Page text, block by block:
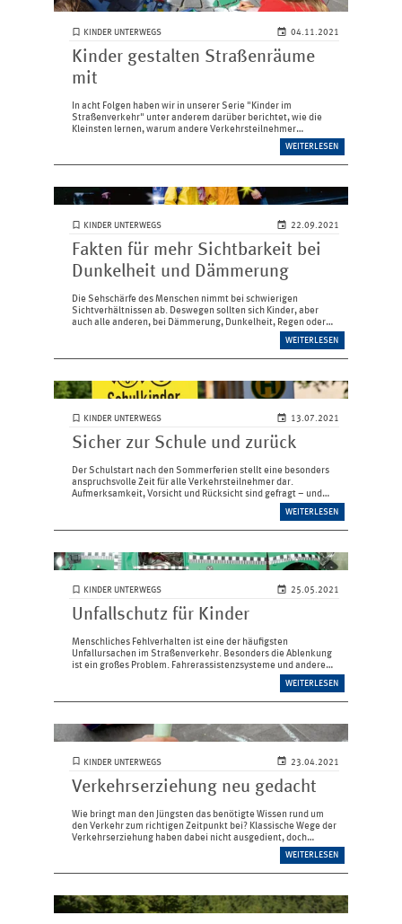
KINDER UNTERWEGS 04.11.2021
Kinder gestalten Straßenräume
mit
In acht Folgen haben wir in unserer Serie "Kinder im
Straßenverkehr" unter anderem darüber berichtet, wie die
Kleinsten lernen, warum andere Verkehrsteil­nehmer
besonders Rücksicht nehmen sollten, wie ­Verkehrserziehung
WEITERLESEN
KINDER UNTERWEGS 22.09.2021
Fakten für mehr Sichtbarkeit bei
Dunkelheit und Dämmerung
Die Sehschärfe des Menschen nimmt bei schwierigen
Sichtverhältnissen ab. Deswegen sollten sich Kinder, aber
auch alle anderen, bei Dämmerung, Dunkelheit, Regen oder
Nebel besonders auffällig kleiden und angepasst verhalten.
WEITERLESEN
KINDER UNTERWEGS 13.07.2021
Sicher zur Schule und zurück
Der Schulstart nach den Sommerferien stellt eine besonders
anspruchsvolle Zeit für alle Verkehrsteilnehmer dar.
Aufmerksamkeit, Vorsicht und Rücksicht sind gefragt – und
zwar von jedem. Damit der Schulweg möglichst sicher ist,
WEITERLESEN
KINDER UNTERWEGS 25.05.2021
Unfallschutz für Kinder
Menschliches Fehlverhalten ist eine der häufigsten
Unfallursachen im Straßen­verkehr. Besonders die Ablenkung
ist ein großes Problem. Fahrerassistenzsysteme und andere
Mittel können helfen, Unfälle zu verhindern oder deren Folgen
WEITERLESEN
KINDER UNTERWEGS 23.04.2021
Verkehrserziehung neu gedacht
Wie bringt man den Jüngsten das benötigte Wissen rund um
den Verkehr zum richtigen Zeitpunkt bei? Klassische Wege der
Verkehrserziehung haben ­dabei nicht ausgedient, doch
moderne Ideen ­erweisen sich als kreative Ergänzungen.
WEITERLESEN